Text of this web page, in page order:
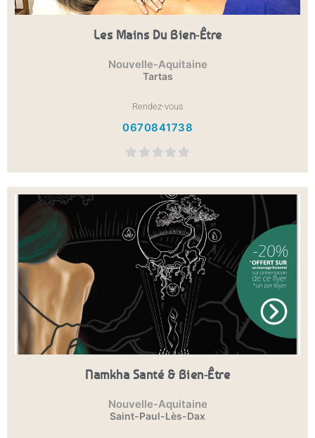
Les Mains Du Bien-Être
Nouvelle-Aquitaine
Tartas
Rendez-vous
0670841738
Namkha Santé & Bien-Être
Nouvelle-Aquitaine
Saint-Paul-Lès-Dax